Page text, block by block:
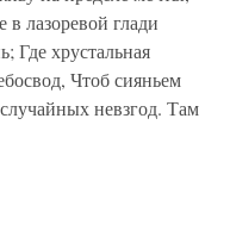
лазоревой глади
Где хрустальная
Чтоб сияньем
невзгод. Там